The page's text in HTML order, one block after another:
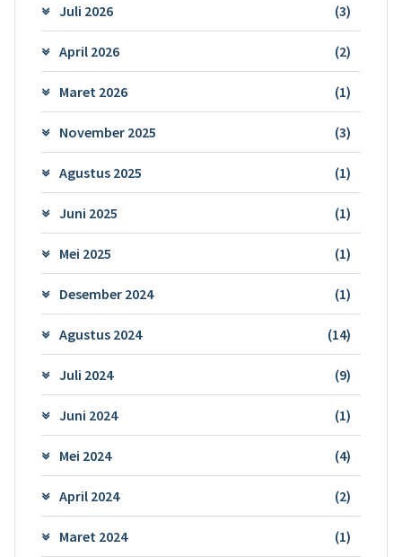
Juli 2026 (3)
April 2026 (2)
Maret 2026 (1)
November 2025 (3)
Agustus 2025 (1)
Juni 2025 (1)
Mei 2025 (1)
Desember 2024 (1)
Agustus 2024 (14)
Juli 2024 (9)
Juni 2024 (1)
Mei 2024 (4)
April 2024 (2)
Maret 2024 (1)